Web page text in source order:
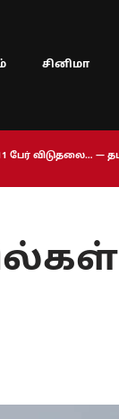
சினிமா
விடுதலை… —